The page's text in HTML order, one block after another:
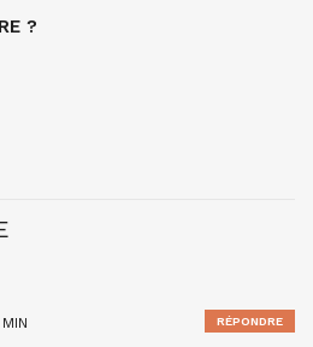
?
RÉPONDRE